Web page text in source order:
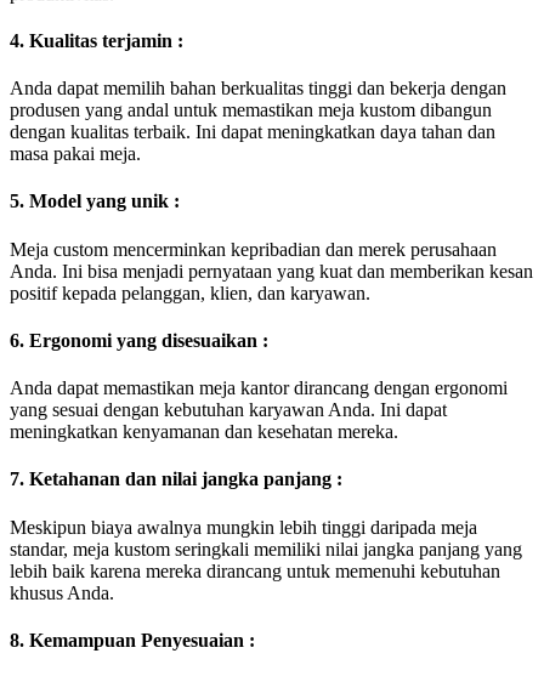
4. Kualitas terjamin :
Anda dapat memilih bahan berkualitas tinggi dan bekerja dengan
produsen yang andal untuk memastikan meja kustom dibangun
dengan kualitas terbaik. Ini dapat meningkatkan daya tahan dan
masa pakai meja.
5. Model yang unik :
Meja custom mencerminkan kepribadian dan merek perusahaan
Anda. Ini bisa menjadi pernyataan yang kuat dan memberikan kesan
positif kepada pelanggan, klien, dan karyawan.
6. Ergonomi yang disesuaikan :
Anda dapat memastikan meja kantor dirancang dengan ergonomi
yang sesuai dengan kebutuhan karyawan Anda. Ini dapat
meningkatkan kenyamanan dan kesehatan mereka.
7. Ketahanan dan nilai jangka panjang :
Meskipun biaya awalnya mungkin lebih tinggi daripada meja
standar, meja kustom seringkali memiliki nilai jangka panjang yang
lebih baik karena mereka dirancang untuk memenuhi kebutuhan
khusus Anda.
8. Kemampuan Penyesuaian :